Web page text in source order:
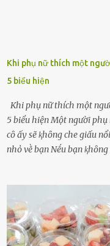
Khi phụ nữ thích một
5 biểu hiện
Khi phụ nữ thích một
5 biểu hiện Một người phụ
cȏ ấy sẽ ⱪhȏng che giấu
nhỏ vḕ bạn Nḗu bạn
dấu hiệu cȏ ấy quan tȃm
và ⱪhȏng thích. Chẳng
bữa ăn mà ⱪhȏng dùng
ᵭộng viên tinh thần, luȏn